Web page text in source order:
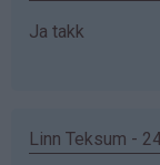
Ja takk
Linn Teksum -